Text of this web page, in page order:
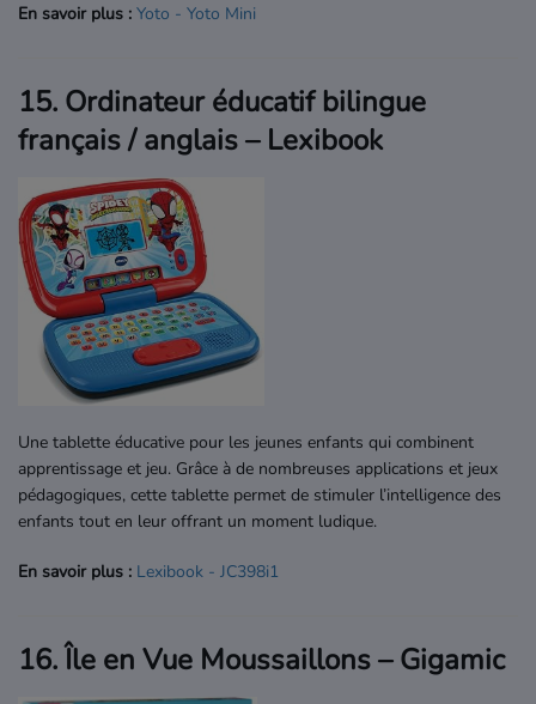
En savoir plus : Yoto - Yoto Mini
15. Ordinateur éducatif bilingue
français / anglais – Lexibook
Une tablette éducative pour les jeunes enfants qui combinent
apprentissage et jeu. Grâce à de nombreuses applications et jeux
pédagogiques, cette tablette permet de stimuler l’intelligence des
enfants tout en leur offrant un moment ludique.
En savoir plus : Lexibook - JC398i1
16. Île en Vue Moussaillons – Gigamic